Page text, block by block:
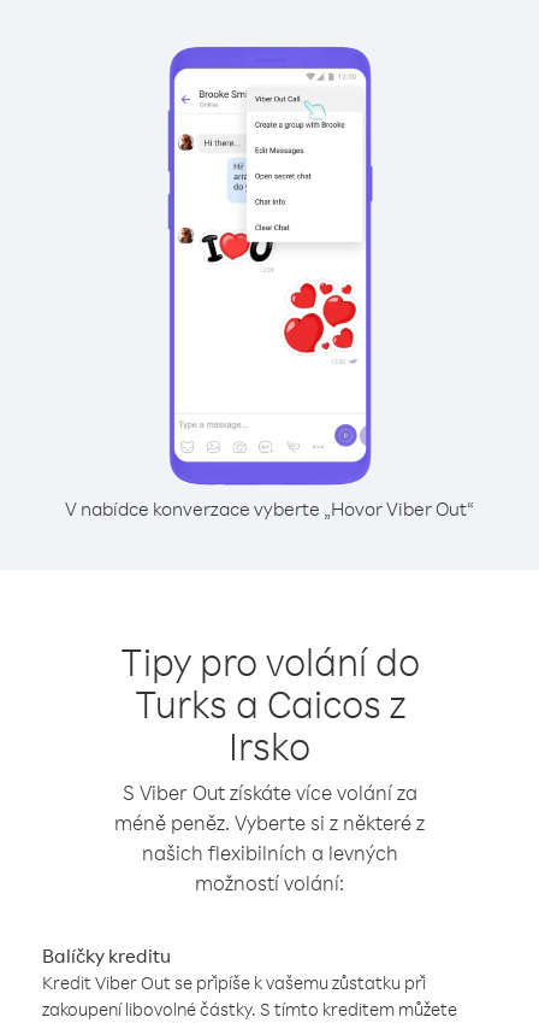
V nabídce konverzace vyberte „Hovor Viber Out“
Tipy pro volání do
Turks a Caicos z
Irsko
S Viber Out získáte více volání za
méně peněz. Vyberte si z některé z
našich flexibilních a levných
možností volání:
Balíčky kreditu
Kredit Viber Out se připíše k vašemu zůstatku při
zakoupení libovolné částky. S tímto kreditem můžete